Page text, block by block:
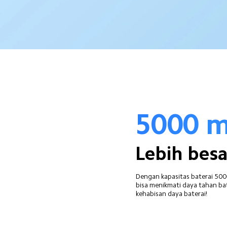
5000
Lebih
Dengan kapasitas baterai
bisa menikmati daya tahan
kehabisan daya baterai!